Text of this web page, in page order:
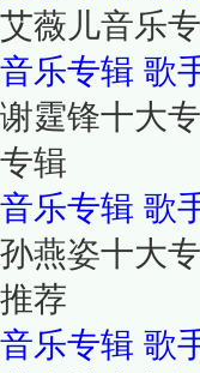
艾薇儿音乐
音乐专辑 歌
谢霆锋十大
专辑
音乐专辑 歌
孙燕姿十大
推荐
音乐专辑 歌